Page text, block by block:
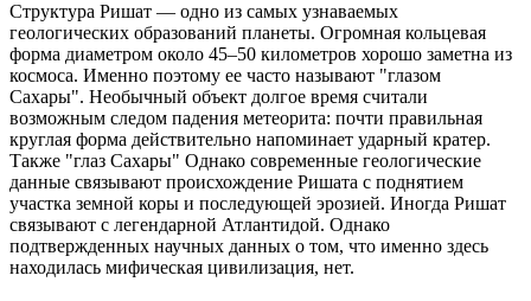
Структура Ришат — одно из самых узнаваемых
геологических образований планеты. Огромная кольцевая
форма диаметром около 45–50 километров хорошо заметна из
космоса. Именно поэтому ее часто называют "глазом
Сахары". Необычный объект долгое время считали
возможным следом падения метеорита: почти правильная
круглая форма действительно напоминает ударный кратер.
Также "глаз Сахары" Однако современные геологические
данные связывают происхождение Ришата с поднятием
участка земной коры и последующей эрозией. Иногда Ришат
связывают с легендарной Атлантидой. Однако
подтвержденных научных данных о том, что именно здесь
находилась мифическая цивилизация, нет.